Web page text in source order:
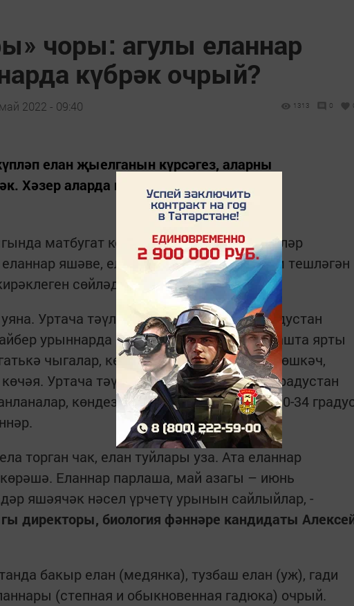
чоры: агулы еланнар
күбрәк очрый?
2022 - 09:40 1313 0
елан җыелганын күрсәгез, аларны
Хәзер аларда парлашу-кавышу чоры.
матбугат конференциясендә белгечләр
яшәве, елан тешләмәсен өчен һәм тешләгән
сөйләде.
Уртача тәүлеклек температура 5 градустан
урыннарда еланнар чыга башлый. Башта ярты
чыгалар, көннәр тагын да җылына төшкәч,
Уртача тәүлеклек температура 20 градустан
көндез эсседән качып яталар. 30-34
торган чак, елан туйлары уза. Ата еланнар
Еланнар парлаша, май азагы – июнь
яшәячәк нәсел үрчетү урынын сайлыйлар, -
директоры, биология фәннәре кандидаты
бакыр елан (медянка), тузбаш елан (уж), гади
(степная и обыкновенная гадюка) очрый.